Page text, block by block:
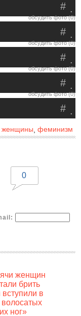
.
#
обсудить фото (0)
.
#
обсудить фото (0)
.
#
обсудить фото (0)
.
#
обсудить фото (0)
.
#
женщины феминизм
0